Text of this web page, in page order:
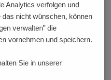
Analytics verfolgen und
nicht wünschen, können
verwalten" die
vornehmen und speichern.
Sie in unserer